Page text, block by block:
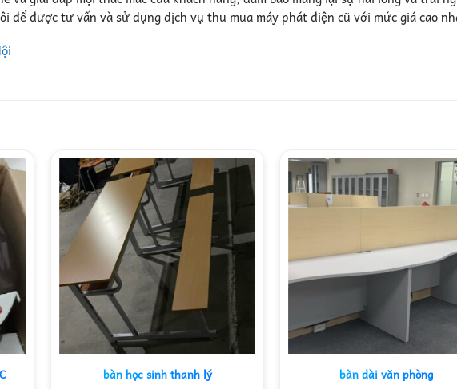
để được tư vấn và sử dụng dịch vụ thu mua máy phát điện cũ với mức giá cao
bàn học sinh thanh lý bàn dài văn phòng